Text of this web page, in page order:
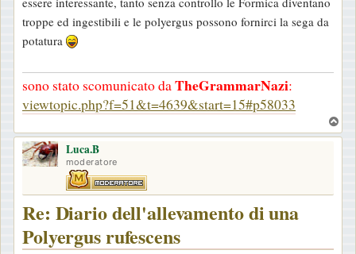
a
g
g
o
troppe ed ingestibili e le polyergus possono fornirci la sega da
potatura
sono stato scomunicato daTheGrammarNazi:
viewtopic.php?f=51&t=4639&start=15#p58033
o
Luca.B
moderatore
Re: Diario dell'allevamento di una
Polyergus rufescens